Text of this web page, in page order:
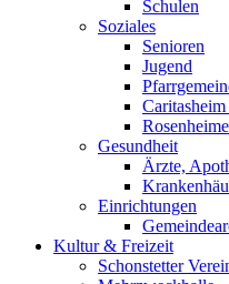
Schulen
Soziales
Senioren
Jugend
Gesundheit
Ärzte,
Einrichtungen
Kultur & Freizeit
Schonstetter